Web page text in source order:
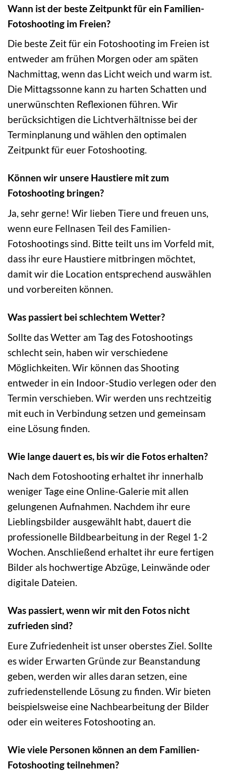
Wann ist der beste Zeitpunkt für ein Familien-
Fotoshooting im Freien?
Die beste Zeit für ein Fotoshooting im Freien ist
entweder am frühen Morgen oder am späten
Nachmittag, wenn das Licht weich und warm ist.
Die Mittagssonne kann zu harten Schatten und
unerwünschten Reflexionen führen. Wir
berücksichtigen die Lichtverhältnisse bei der
Terminplanung und wählen den optimalen
Zeitpunkt für euer Fotoshooting.
Können wir unsere Haustiere mit zum
Fotoshooting bringen?
Ja, sehr gerne! Wir lieben Tiere und freuen uns,
wenn eure Fellnasen Teil des Familien-
Fotoshootings sind. Bitte teilt uns im Vorfeld mit,
dass ihr eure Haustiere mitbringen möchtet,
damit wir die Location entsprechend auswählen
und vorbereiten können.
Was passiert bei schlechtem Wetter?
Sollte das Wetter am Tag des Fotoshootings
schlecht sein, haben wir verschiedene
Möglichkeiten. Wir können das Shooting
entweder in ein Indoor-Studio verlegen oder den
Termin verschieben. Wir werden uns rechtzeitig
mit euch in Verbindung setzen und gemeinsam
eine Lösung finden.
Wie lange dauert es, bis wir die Fotos erhalten?
Nach dem Fotoshooting erhaltet ihr innerhalb
weniger Tage eine Online-Galerie mit allen
gelungenen Aufnahmen. Nachdem ihr eure
Lieblingsbilder ausgewählt habt, dauert die
professionelle Bildbearbeitung in der Regel 1-2
Wochen. Anschließend erhaltet ihr eure fertigen
Bilder als hochwertige Abzüge, Leinwände oder
digitale Dateien.
Was passiert, wenn wir mit den Fotos nicht
zufrieden sind?
Eure Zufriedenheit ist unser oberstes Ziel. Sollte
es wider Erwarten Gründe zur Beanstandung
geben, werden wir alles daran setzen, eine
zufriedenstellende Lösung zu finden. Wir bieten
beispielsweise eine Nachbearbeitung der Bilder
oder ein weiteres Fotoshooting an.
Wie viele Personen können an dem Familien-
Fotoshooting teilnehmen?